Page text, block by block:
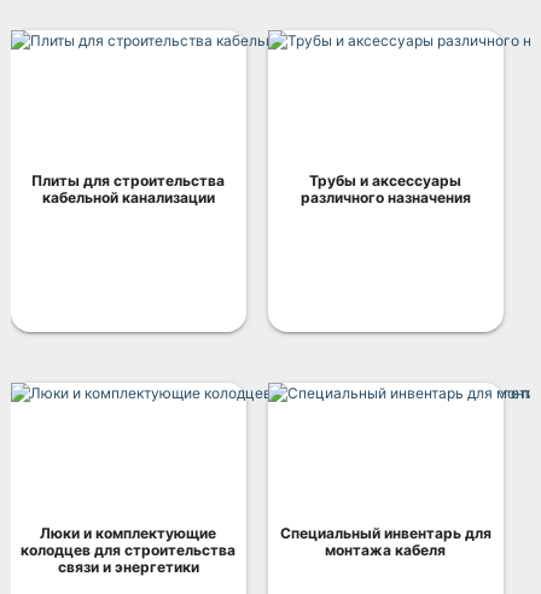
Плиты для строительства
кабельной канализации
Трубы и аксессуары
различного назначения
Люки и комплектующие
колодцев для строительства
связи и энергетики
Специальный инвентарь для
монтажа кабеля